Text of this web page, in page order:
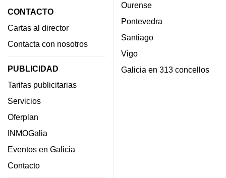
CONTACTO
Cartas al director
Contacta con nosotros
PUBLICIDAD
Tarifas publicitarias
Servicios
Oferplan
INMOGalia
Eventos en Galicia
Contacto
Ourense
Pontevedra
Santiago
Vigo
Galicia en 313 concellos